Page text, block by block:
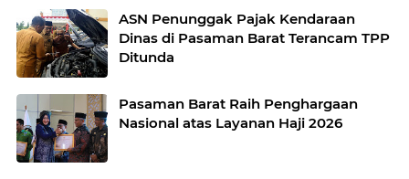
ASN Penunggak Pajak Kendaraan
Dinas di Pasaman Barat Terancam TPP
Ditunda
Pasaman Barat Raih Penghargaan
Nasional atas Layanan Haji 2026